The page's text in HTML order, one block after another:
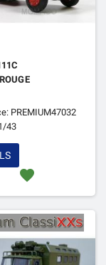
PREMIUM47032
43
favorite